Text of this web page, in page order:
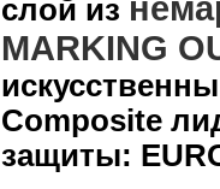
слой из
MARKING
Composite
защиты: